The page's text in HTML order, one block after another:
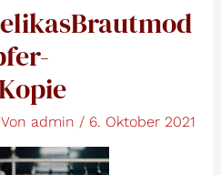
admin / 6. Oktober 2021